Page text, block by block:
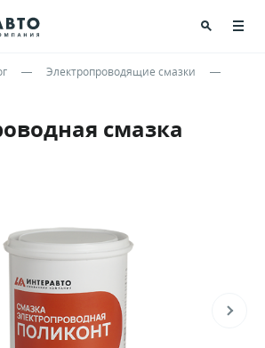
Электропроводящие смазки
смазка